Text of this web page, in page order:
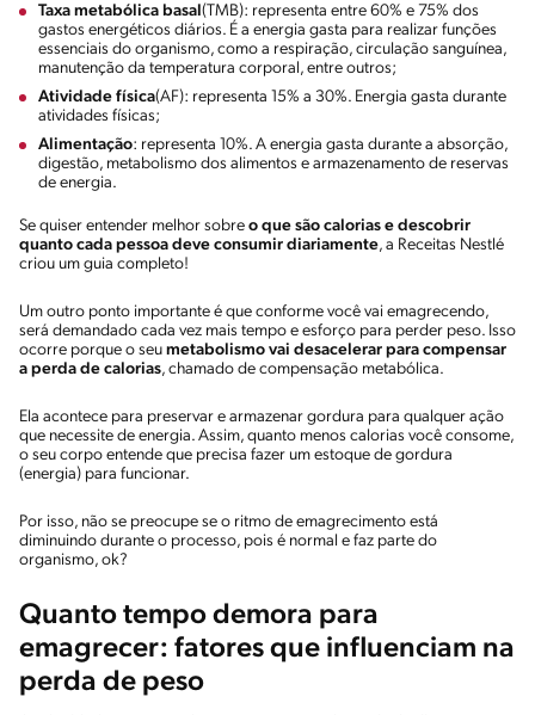
Taxa metabólica basal (TMB): representa entre 60% e 75% dos
gastos energéticos diários. É a energia gasta para realizar funções
essenciais do organismo, como a respiração, circulação sanguínea,
manutenção da temperatura corporal, entre outros;
Atividade física(AF): representa 15% a 30%. Energia gasta durante
atividades físicas;
Alimentação: representa 10%. A energia gasta durante a absorção,
digestão, metabolismo dos alimentos e armazenamento de reservas
de energia.
Se quiser entender melhor sobre o que são calorias e descobrir
quanto cada pessoa deve consumir diariamente, a Receitas Nestlé
criou um guia completo!
Um outro ponto importante é que conforme você vai emagrecendo,
será demandado cada vez mais tempo e esforço para perder peso. Isso
ocorre porque o seu metabolismo vai desacelerar para compensar
a perda de calorias, chamado de compensação metabólica.
Ela acontece para preservar e armazenar gordura para qualquer ação
que necessite de energia. Assim, quanto menos calorias você consome,
o seu corpo entende que precisa fazer um estoque de gordura
(energia) para funcionar.
Por isso, não se preocupe se o ritmo de emagrecimento está
diminuindo durante o processo, pois é normal e faz parte do
organismo, ok?
Quanto tempo demora para
emagrecer: fatores que influenciam na
perda de peso